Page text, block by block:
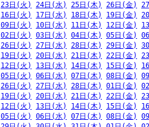
23日(火) 24日(水) 25日(木) 26日(金)
16日(火) 17日(水) 18日(木) 19日(金)
09日(火) 10日(水) 11日(木) 12日(金)
02日(火) 03日(水) 04日(木) 05日(金)
26日(火) 27日(水) 28日(木) 29日(金)
19日(火) 20日(水) 21日(木) 22日(金)
12日(火) 13日(水) 14日(木) 15日(金)
05日(火) 06日(水) 07日(木) 08日(金)
26日(火) 27日(水) 28日(木) 01日(金)
19日(火) 20日(水) 21日(木) 22日(金)
12日(火) 13日(水) 14日(木) 15日(金)
05日(火) 06日(水) 07日(木) 08日(金)